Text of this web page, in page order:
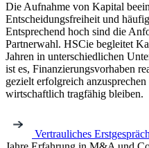
Die Aufnahme von Kapital
Entscheidungsfreiheit und
Entsprechend hoch sind die
Partnerwahl. HSCie begleitet
Jahren in unterschiedlichen
ist es, Finanzierungsvorhaben
gezielt erfolgreich
wirtschaftlich tragfähig bleiben.
Vertrauliches